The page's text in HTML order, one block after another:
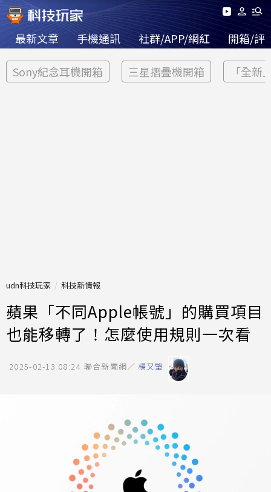
最新文章 手機通訊 社群/APP/網紅 開箱/評
Sony紀念耳機開箱 三星摺疊機開箱 「全新
udn科技玩家 科技新情報
蘋果「不同Apple帳號」的購買項目
也能移轉了！怎麼使用規則一次看
2025-02-13 08:24 聯合新聞網／ 楊又肇